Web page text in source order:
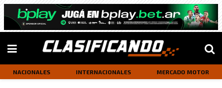
NACIONALES INTERNACIONALES MERCADO MOTOR